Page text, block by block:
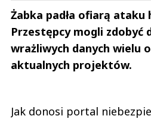
Żabka padła ofiarą ataku
Przestępcy mogli zdobyć
wrażliwych danych wielu
aktualnych projektów.
Jak donosi portal